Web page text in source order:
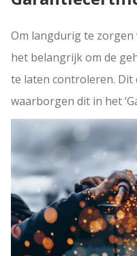
Om langdurig te
het belangrijk om de
te laten controleren. Dit
waarborgen dit in het